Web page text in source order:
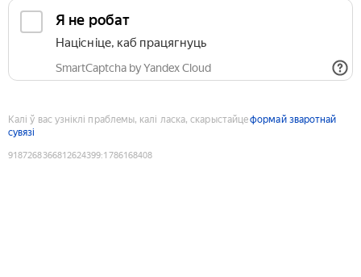
Я не робат
Націсніце, каб працягнуць
SmartCaptcha by Yandex Cloud
Калі ў вас узніклі праблемы, калі ласка, скарыстайцеформай зваротнай
сувязі
9187268366812624399:1786168408